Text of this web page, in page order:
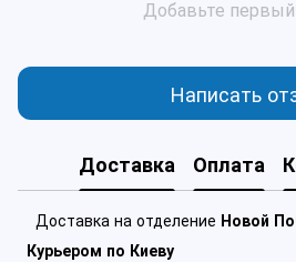
Добавьте
Написать
Доставка Оплата
Доставка на отделение Новой
Курьером по Киеву